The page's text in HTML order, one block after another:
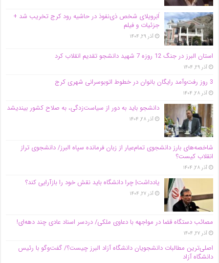
اَبَر‌ویلای شخص ذی‌نفوذ در حاشیه‌ رود کرج تخریب شد +
جزئیات و فیلم
آذر ۲۹, ۱۴۰۴
استان البرز در جنگ 12 روزه 7 شهید دانشجو تقدیم انقلاب کرد
آذر ۲۹, ۱۴۰۴
3 روز رفت‌وآمد رایگان بانوان در خطوط اتوبوسرانی شهری کرج
آذر ۲۸, ۱۴۰۴
دانشجو باید به دور از سیاست‌زدگی، به صلاح کشور بیندیشد
آذر ۲۸, ۱۴۰۴
شاخصه‌های بارز دانشجوی تمام‌عیار از زبان فرمانده سپاه البرز/ دانشجوی تراز
انقلاب کیست؟
آذر ۲۸, ۱۴۰۴
یادداشت| چرا دانشگاه باید نقش خود را بازآرایی کند؟
آذر ۲۷, ۱۴۰۴
مصائب دستگاه قضا در مواجهه با دعاوی ملکی/ دردسر اسناد عادی چند‌ دهه‌ای!
آذر ۲۷, ۱۴۰۴
اصلی‌ترین مطالبات دانشجویان دانشگاه آزاد البرز چیست؟/ گفت‌وگو با رئیس
دانشگاه آز‌اد